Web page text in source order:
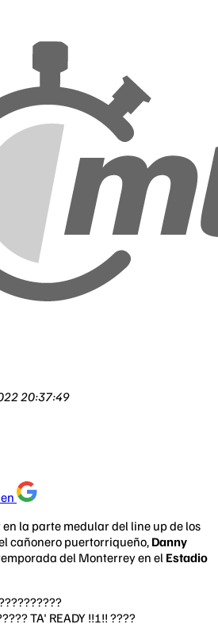
20:37:49
la parte medular del line up de los
cañonero puertorriqueño, Danny
del Monterrey en el Estadio
TA' READY !!!!! ????